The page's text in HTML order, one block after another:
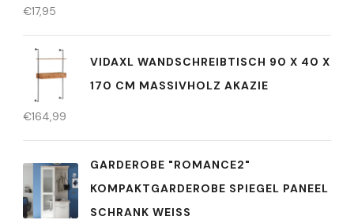
€17,95
VIDAXL WANDSCHREIBTISCH 90 X 40 X
170 CM MASSIVHOLZ AKAZIE
€164,99
GARDEROBE "ROMANCE2"
KOMPAKTGARDEROBE SPIEGEL PANEEL
SCHRANK WEISS